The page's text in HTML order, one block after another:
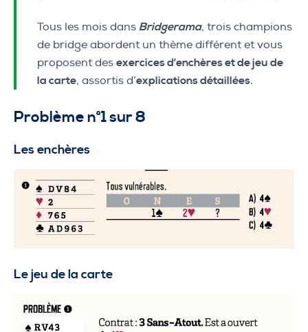
Tous les mois dans Bridgerama, trois champions
de bridge abordent un thème différent et vous
proposent des exercices d’enchères et de jeu de
la carte, assortis d’explications détaillées.
Problème n°1 sur 8
Les enchères
Le jeu de la carte